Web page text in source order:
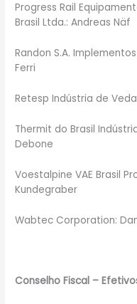
Progress Rail
Brasil Ltda.: Andreas Näf
Randon S.A.
Ferri
Retesp Indústria de
Thermit do Brasil
Debone
Voestalpine VAE Brasil
Kundegraber
Wabtec Corporation:
Conselho Fiscal –